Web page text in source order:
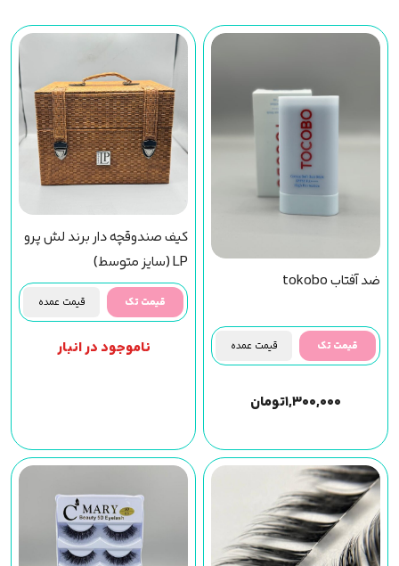
ضد آفتاب tokobo
قیمت تک قیمت عمده
۱,۳۰۰,۰۰۰تومان
کیف صندوقچه دار برند لش پرو
LP (سایز متوسط)
قیمت تک قیمت عمده
ناموجود در انبار